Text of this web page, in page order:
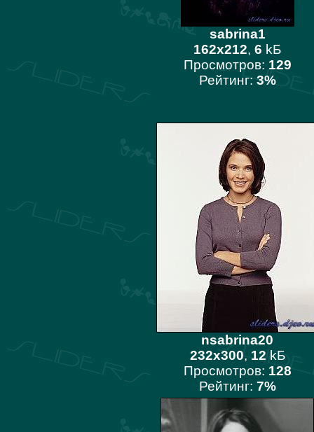
sabrina1
162x212, 6 kБ
Просмотров: 129
Рейтинг: 3%
nsabrina20
232x300, 12 kБ
Просмотров: 128
Рейтинг: 7%